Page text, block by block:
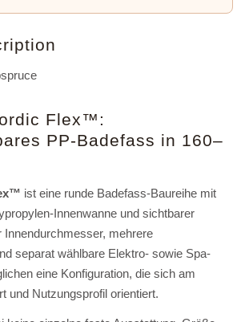
Flex™:
PP-Badefass in 160–
ist eine runde Badefass-Baureihe mit
Innenwanne und sichtbarer
Innendurchmesser, mehrere
separat wählbare Elektro- sowie Spa-
eine Konfiguration, die sich am
und Nutzungsprofil orientiert.